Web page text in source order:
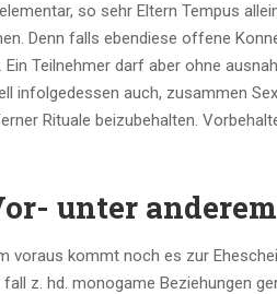
so sehr Eltern Tempus
Denn falls ebendiese offene
Teilnehmer darf aber ohne
infolgedessen auch, zusammen
Rituale beizubehalten.
unter
kommt noch es zur
z. hd. monogame Beziehungen